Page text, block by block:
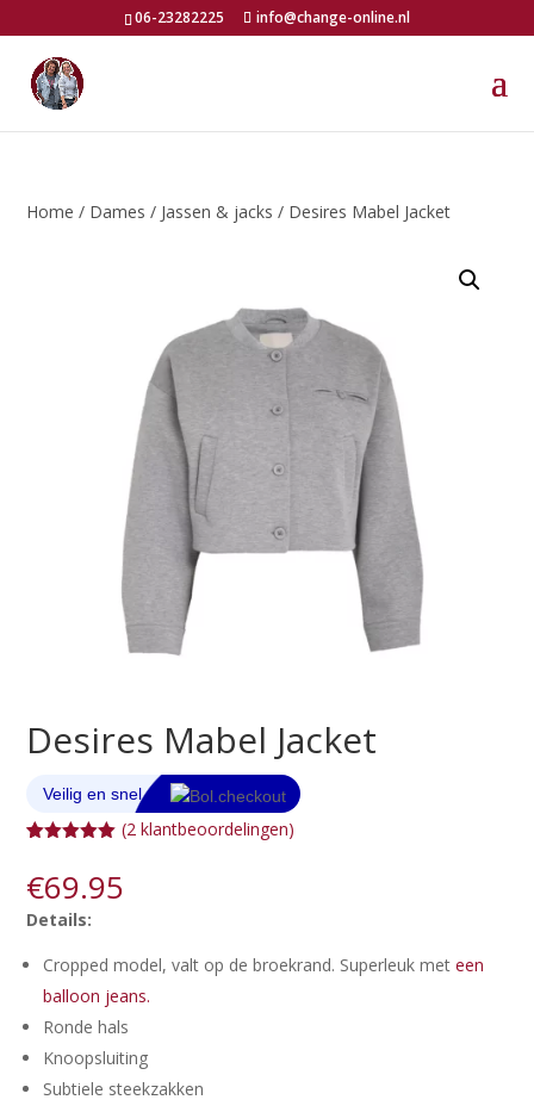
06-23282225 info@change-online.nl
Home / Dames / Jassen & jacks / Desires Mabel Jacket
Desires Mabel Jacket
gebaseerd
waarderinge
(2 klantbeoordelingen)
€69.95
Details:
Cropped model, valt op de broekrand. Superleuk meteen
balloon jeans.
Ronde hals
Knoopsluiting
Subtiele steekzakken